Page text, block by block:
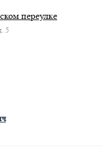
переулке
5